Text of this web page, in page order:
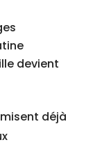
devient
déjà